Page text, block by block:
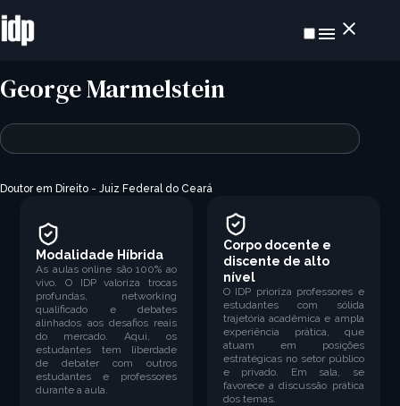
George Marmelstein
Doutor em Direito - Juiz Federal do Ceará
Modalidade Híbrida
As aulas online são 100% ao
vivo. O IDP valoriza trocas
profundas, networking
qualificado e debates
alinhados aos desafios reais
do mercado. Aqui, os
estudantes tem liberdade
de debater com outros
estudantes e professores
durante a aula.
Corpo docente e
discente de alto
nível
O IDP prioriza professores e
estudantes com sólida
trajetória acadêmica e ampla
experiência prática, que
atuam em posições
estratégicas no setor público
e privado. Em sala, se
favorece a discussão prática
dos temas.